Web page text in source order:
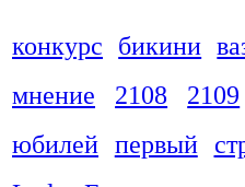
конкурс бикини
мнение
2108 2109
юбилей первый